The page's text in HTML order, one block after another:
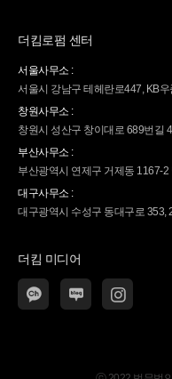
더킴로펌 센터
서울사무소 :
서울시 강남구 테헤란로447, KB
창원사무소 :
창원시 성산구 창이대로 689번길
부산사무소 :
부산광역시 연제구 거제동 1167-2
대구사무소 :
대구광역시 수성구 동대구로 353,
더킴 미디어